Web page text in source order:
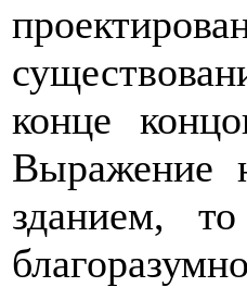
конце
Выражение
зданием,